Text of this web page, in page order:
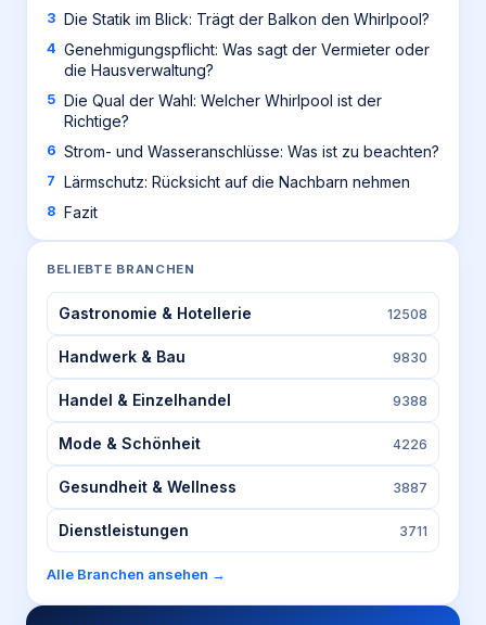
Die Statik im Blick: Trägt der Balkon den Whirlpool?
Genehmigungspflicht: Was sagt der Vermieter oder
die Hausverwaltung?
Die Qual der Wahl: Welcher Whirlpool ist der
Richtige?
Strom- und Wasseranschlüsse: Was ist zu beachten?
Lärmschutz: Rücksicht auf die Nachbarn nehmen
Fazit
BELIEBTE BRANCHEN
Gastronomie & Hotellerie 12508
Handwerk & Bau 9830
Handel & Einzelhandel 9388
Mode & Schönheit 4226
Gesundheit & Wellness 3887
Dienstleistungen 3711
Alle Branchen ansehen →